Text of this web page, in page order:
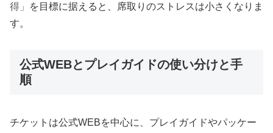
得」
を目標に据えると、席取りのストレスは小さくなりま
す。
公式WEBとプレイガイドの使い分けと手
順
チケットは公式WEBを中心に、プレイガイドやパッケー